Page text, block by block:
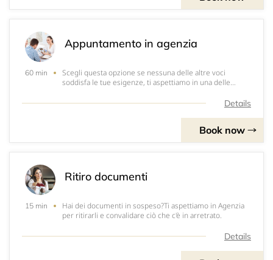
Appuntamento in agenzia
60 min
Scegli questa opzione se nessuna delle altre voci
soddisfa le tue esigenze, ti aspettiamo in una delle
Details
Book now
Ritiro documenti
15 min
Hai dei documenti in sospeso?Ti aspettiamo in Agenzia
per ritirarli e convalidare ciò che c'è in arretrato.
Details